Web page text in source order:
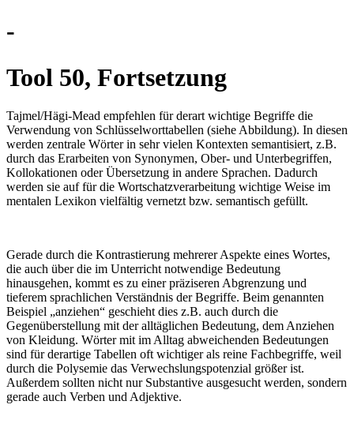
-
Tool 50, Fortsetzung
Tajmel/Hägi-Mead empfehlen für derart wichtige Begriffe die
Verwendung von Schlüsselworttabellen (siehe Abbildung). In diesen
werden zentrale Wörter in sehr vielen Kontexten semantisiert, z.B.
durch das Erarbeiten von Synonymen, Ober- und Unterbegriffen,
Kollokationen oder Übersetzung in andere Sprachen. Dadurch
werden sie auf für die Wortschatzverarbeitung wichtige Weise im
mentalen Lexikon vielfältig vernetzt bzw. semantisch gefüllt.
Gerade durch die Kontrastierung mehrerer Aspekte eines Wortes,
die auch über die im Unterricht notwendige Bedeutung
hinausgehen, kommt es zu einer präziseren Abgrenzung und
tieferem sprachlichen Verständnis der Begriffe. Beim genannten
Beispiel „anziehen“ geschieht dies z.B. auch durch die
Gegenüberstellung mit der alltäglichen Bedeutung, dem Anziehen
von Kleidung. Wörter mit im Alltag abweichenden Bedeutungen
sind für derartige Tabellen oft wichtiger als reine Fachbegriffe, weil
durch die Polysemie das Verwechslungspotenzial größer ist.
Außerdem sollten nicht nur Substantive ausgesucht werden, sondern
gerade auch Verben und Adjektive.